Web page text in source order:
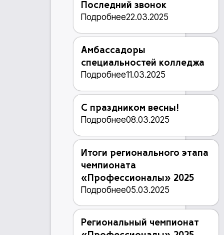
Последний звонок
Подробнее22.03.2025
Амбассадоры
специальностей колледжа
Подробнее11.03.2025
С праздником весны!
Подробнее08.03.2025
Итоги регионального этапа
чемпионата
«Профессионалы» 2025
Подробнее05.03.2025
Региональный чемпионат